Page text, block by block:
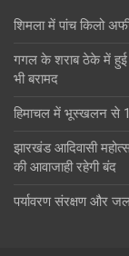
शिमला में पांच किलो
गगल के शराब ठेके में हुई
भी बरामद
हिमाचल में भूस्खलन से
झारखंड आदिवासी
की आवाजाही रहेगी बंद
पर्यावरण संरक्षण और